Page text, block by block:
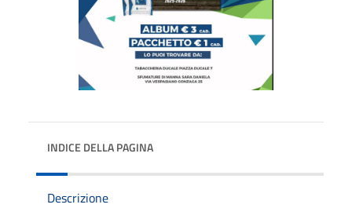
INDICE DELLA PAGINA
Descrizione